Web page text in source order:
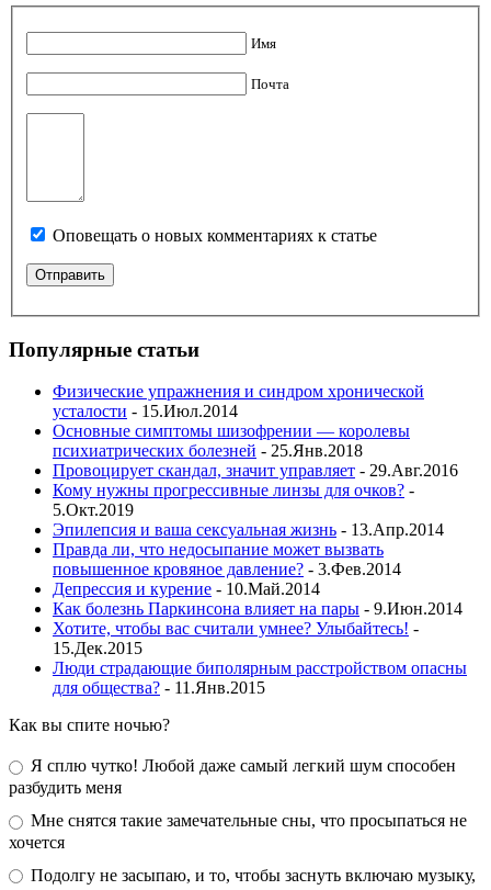
Имя
Почта
Оповещать о новых комментариях к статье
Популярные статьи
Физические упражнения и синдром хронической
усталости - 15.Июл.2014
Основные симптомы шизофрении — королевы
психиатрических болезней - 25.Янв.2018
Провоцирует скандал, значит управляет - 29.Авг.2016
Кому нужны прогрессивные линзы для очков? -
5.Окт.2019
Эпилепсия и ваша сексуальная жизнь - 13.Апр.2014
Правда ли, что недосыпание может вызвать
повышенное кровяное давление? - 3.Фев.2014
Депрессия и курение - 10.Май.2014
Как болезнь Паркинсона влияет на пары - 9.Июн.2014
Хотите, чтобы вас считали умнее? Улыбайтесь! -
15.Дек.2015
Люди страдающие биполярным расстройством опасны
для общества? - 11.Янв.2015
Как вы спите ночью?
Я сплю чутко! Любой даже самый легкий шум способен
разбудить меня
Мне снятся такие замечательные сны, что просыпаться не
хочется
Подолгу не засыпаю, и то, чтобы заснуть включаю музыку,